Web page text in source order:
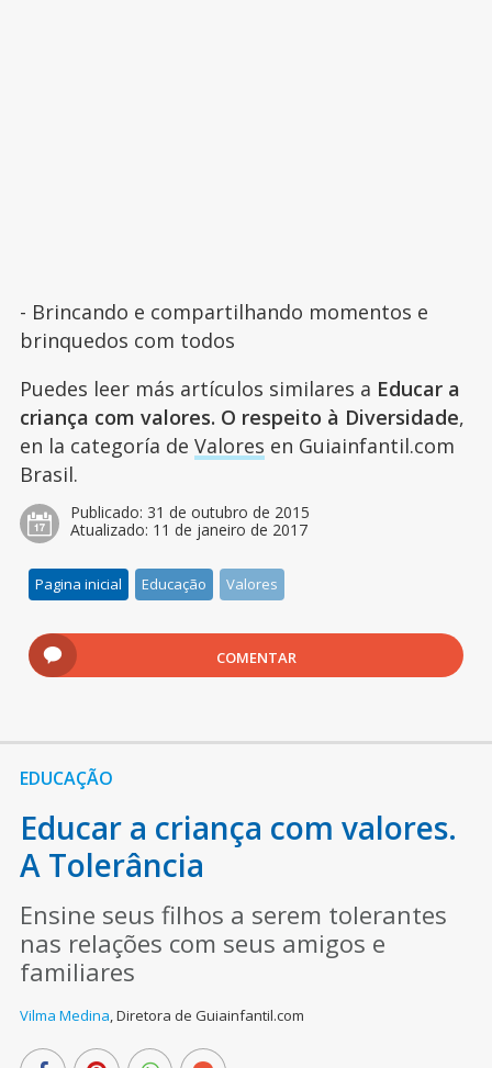
- Brincando e compartilhando momentos e
brinquedos com todos
Puedes leer más artículos similares a Educar a
criança com valores. O respeito à Diversidade,
en la categoría de Valores en Guiainfantil.com
Brasil.
Publicado: 31 de outubro de 2015
Atualizado: 11 de janeiro de 2017
Pagina inicial Educação Valores
COMENTAR
EDUCAÇÃO
Educar a criança com valores.
A Tolerância
Ensine seus filhos a serem tolerantes
nas relações com seus amigos e
familiares
Vilma Medina,Diretora de Guiainfantil.com